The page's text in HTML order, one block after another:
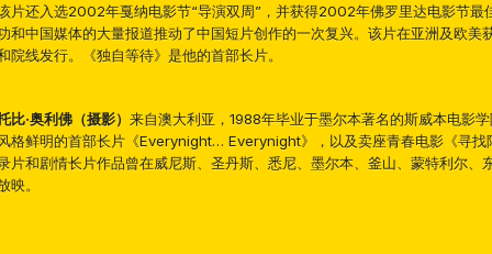
片还入选2002年戛纳电影节“导演双周”，并获得2002年佛罗里达电影节最
和中国媒体的大量报道推动了中国短片创作的一次复兴。该片在亚洲及欧美
院线发行。《独自等待》是他的首部长片。
比·奥利佛（摄影） 来自澳大利亚，1988年毕业于墨尔本著名的斯威本电影
格鲜明的首部长片《Everynight… Everynight》，以及卖座青春电影《寻找
片和剧情长片作品曾在威尼斯、圣丹斯、悉尼、墨尔本、釜山、蒙特利尔、
映。